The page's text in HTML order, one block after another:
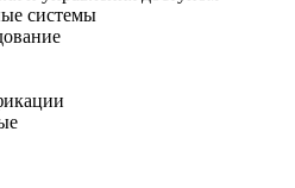
системы